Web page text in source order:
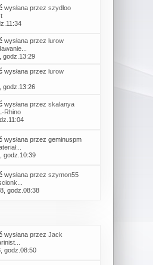
wysłana przezszydloo
wysłana przezlurow
godz.13:29
wysłana przezlurow
godz.13:26
wysłana przezskalanya
Rhino
wysłana przez geminuspm
godz.10:39
wysłana przezszymon55
godz.08:38
wysłana przezJack
godz.08:50